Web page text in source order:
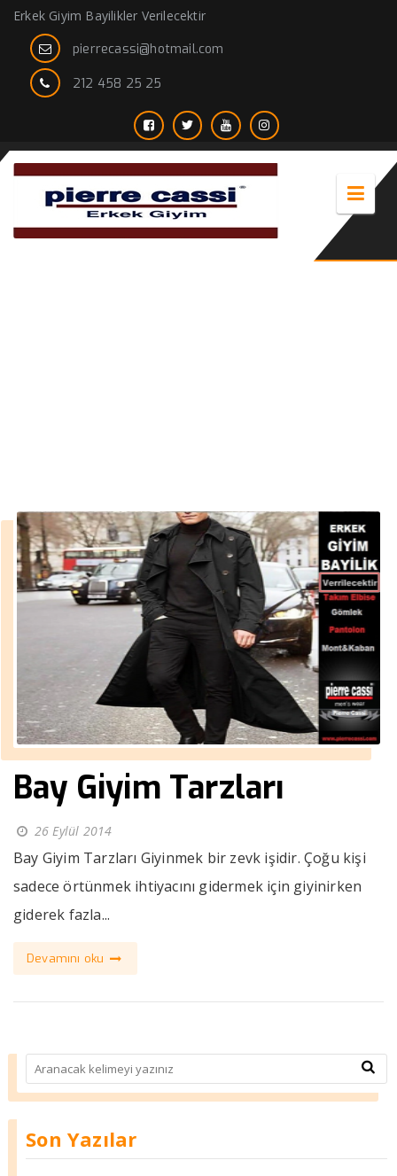
Erkek Giyim Bayilikler Verilecektir
pierrecassi@hotmail.com
212 458 25 25
Bay Giyim Tarzları
26 Eylül 2014
Bay Giyim Tarzları Giyinmek bir zevk işidir. Çoğu kişi
sadece örtünmek ihtiyacını gidermek için giyinirken
giderek fazla...
Devamını oku
Son Yazılar